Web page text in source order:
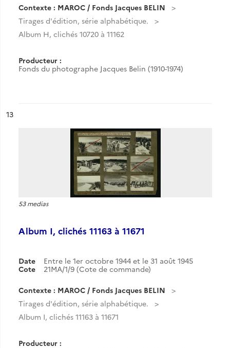
Contexte : MAROC / Fonds Jacques BELIN
Tirages d'édition, série alphabétique.
Album H, clichés 10720 à 11162
Producteur :
Fonds du photographe Jacques Belin (1910-1974)
n°
13
53 medias
Album I, clichés 11163 à 11671
Date
Entre le 1er octobre 1944 et le 31 août 1945
Cote
21MA/1/9 (Cote de commande)
Contexte : MAROC / Fonds Jacques BELIN
Tirages d'édition, série alphabétique.
Album I, clichés 11163 à 11671
Producteur :